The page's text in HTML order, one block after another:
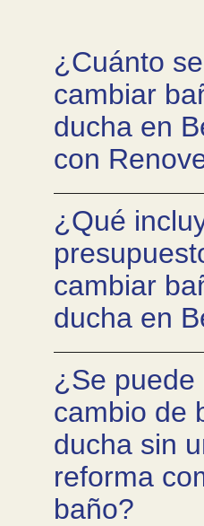
¿Cuánto
cambiar
ducha en
con
¿Qué
cambiar
ducha en
¿Se puede
cambio de
ducha sin
reforma
baño?